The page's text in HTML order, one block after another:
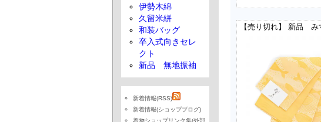
伊勢木綿
久留米絣
和装バッグ
卒入式向きセレ
クト
新品 無地振袖
新着情報(RSS)
新着情報(ショップブログ)